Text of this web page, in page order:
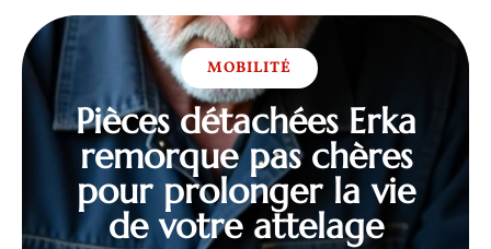
MOBILITÉ
Pièces détachées Erka
remorque pas chères
pour prolonger la vie
de votre attelage